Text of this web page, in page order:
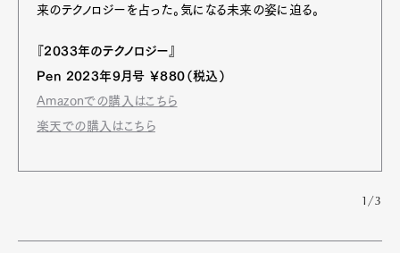
来のテクノロジーを占った。気になる未来の姿に迫る。
『2033年のテクノロジー』
Pen 2023年9月号 ￥880（税込）
Amazonでの購入はこちら
楽天での購入はこちら
1/3